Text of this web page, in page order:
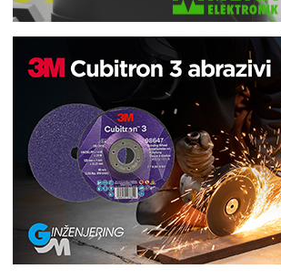
Bezbednost na prvom mestu!
IB BLUMENAUER - više od 40 godina
poverenja u industriji
RMQ-TITAN ADVANCED INDICATOR
– Pametna signalizacija za efikasnije
upravljanje mašinama
Sigurnije ispitivanje transformatora u
solarnim elektranama i vetroparkovima
Pranje točkova na gradilištu- standard
modernog i odgovornog građenja